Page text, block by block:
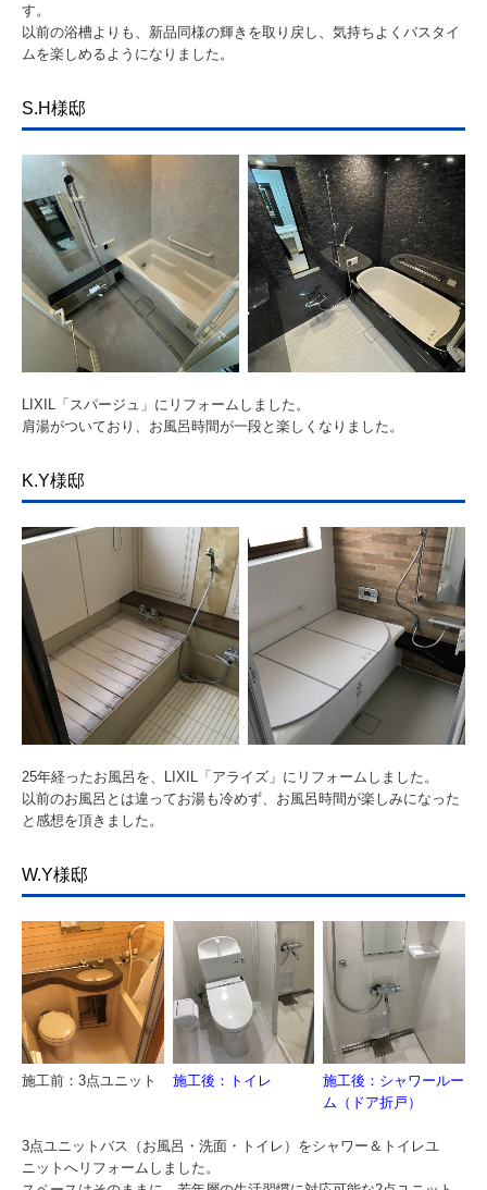
す。
以前の浴槽よりも、新品同様の輝きを取り戻し、気持ちよくバスタイ
ムを楽しめるようになりました。
S.H様邸
LIXIL「スパージュ」にリフォームしました。
肩湯がついており、お風呂時間が一段と楽しくなりました。
K.Y様邸
25年経ったお風呂を、LIXIL「アライズ」にリフォームしました。
以前のお風呂とは違ってお湯も冷めず、お風呂時間が楽しみになった
と感想を頂きました。
W.Y様邸
施工前：3点ユニット 施工後：トイレ
施工後：シャワールー
ム（ドア折戸）
3点ユニットバス（お風呂・洗面・トイレ）をシャワー＆トイレユ
ニットへリフォームしました。